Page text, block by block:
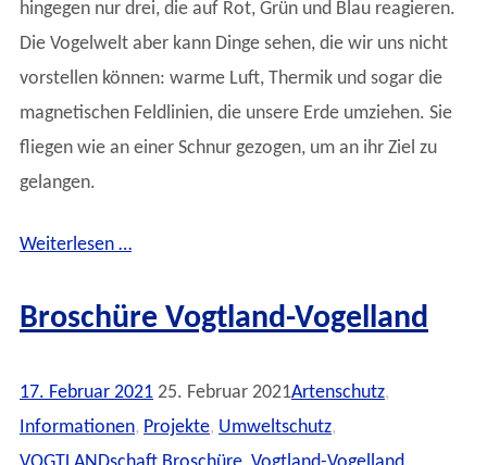
hingegen nur drei, die auf Rot, Grün und Blau reagieren.
Die Vogelwelt aber kann Dinge sehen, die wir uns nicht
vorstellen können: warme Luft, Thermik und sogar die
magnetischen Feldlinien, die unsere Erde umziehen. Sie
fliegen wie an einer Schnur gezogen, um an ihr Ziel zu
gelangen.
Weiterlesen …
Broschüre Vogtland-Vogelland
17. Februar 2021 25. Februar 2021Artenschutz,
Informationen, Projekte, Umweltschutz,